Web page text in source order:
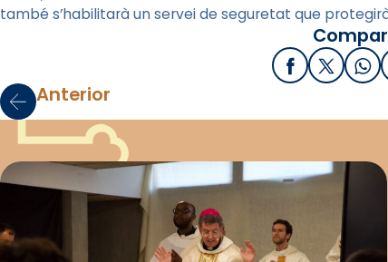
també s’habilitarà un servei de seguretat que
Facebook
X /
Anterior